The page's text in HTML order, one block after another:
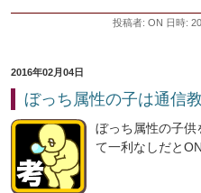
投稿者: ON 日時:
2016年02月04日
ぼっち属性の子は通信
ぼっち属性の子供
て一利なしだと